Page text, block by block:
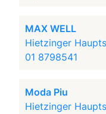
MAX WELL
Hietzinger
01 8798541
Moda Piu
Hietzinger